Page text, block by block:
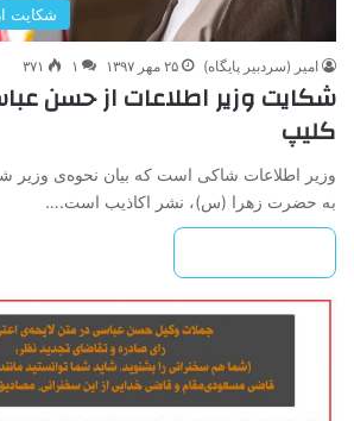
شکایت
امیر (سردبیر پایگاه) ۲۵ مهر ۱۳۹۷ ۱ ۳۷۱
شکایت وزیر اطلاعات از حسن
کلیپ
وزیر اطلاعات شاکی است که بیان نحوه‌ی وزیر
به حضرت زهرا (س)، نشر اکاذیب است.…